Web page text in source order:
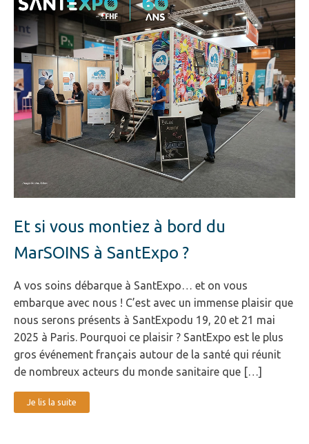
Et si vous montiez à bord du
MarSOINS à SantExpo ?
A vos soins débarque à SantExpo… et on vous
embarque avec nous ! C’est avec un immense plaisir que
nous serons présents à SantExpodu 19, 20 et 21 mai
2025 à Paris. Pourquoi ce plaisir ? SantExpo est le plus
gros événement français autour de la santé qui réunit
de nombreux acteurs du monde sanitaire que […]
Je lis la suite